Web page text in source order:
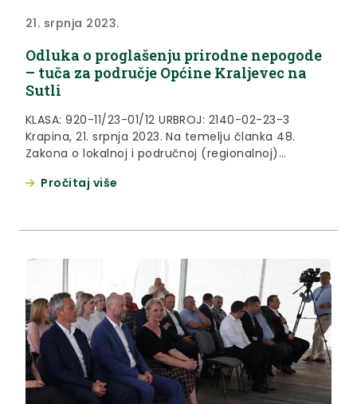
21. srpnja 2023.
Odluka o proglašenju prirodne nepogode
– tuča za područje Općine Kraljevec na
Sutli
KLASA: 920-11/23-01/12 URBROJ: 2140-02-23-3
Krapina, 21. srpnja 2023. Na temelju članka 48.
Zakona o lokalnoj i područnoj (regionalnoj)
129/05., 109/07., 125/08., 150/11., 144/12.,19/13., 137/15.,
Pročitaj više